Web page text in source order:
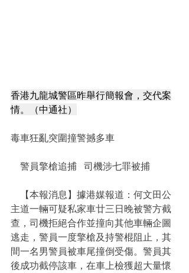
香港九龍城警區昨舉行簡報會，交代案
情。（中通社）
毒車狂亂突圍撞警撼多車
警員擎槍追捕   司機涉七罪被捕
【本報消息】據港媒報道：何文田公
主道一輛可疑私家車廿三日晚被警方截
查，司機拒絕合作並撞向其他車輛企圖
逃走，警員一度擎槍及持警棍阻止，其
間一名男警員被車尾撞倒受傷。警員其
後成功截停該車，在車上檢獲超大量懷